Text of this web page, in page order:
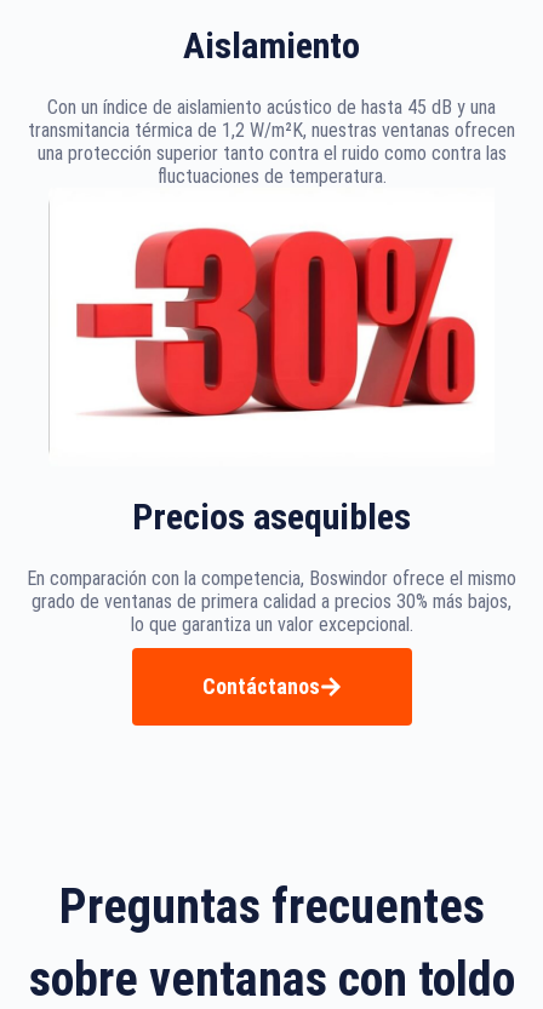
Aislamiento
Con un índice de aislamiento acústico de hasta 45 dB y una
transmitancia térmica de 1,2 W/m²K, nuestras ventanas ofrecen
una protección superior tanto contra el ruido como contra las
fluctuaciones de temperatura.
Precios asequibles
En comparación con la competencia, Boswindor ofrece el mismo
grado de ventanas de primera calidad a precios 30% más bajos,
lo que garantiza un valor excepcional.
Contáctanos
Preguntas frecuentes
sobre ventanas con toldo